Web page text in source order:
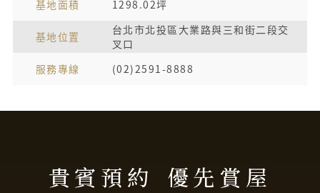
基地面積 1298.02坪
基地位置
台北市北投區大業路與三和街二段交
叉口
服務專線
(02)2591-8888
貴賓預約 優先賞屋